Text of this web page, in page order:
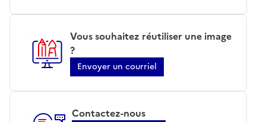
Vous souhaitez réutiliser une image
?
Envoyer un courriel
Contactez-nous